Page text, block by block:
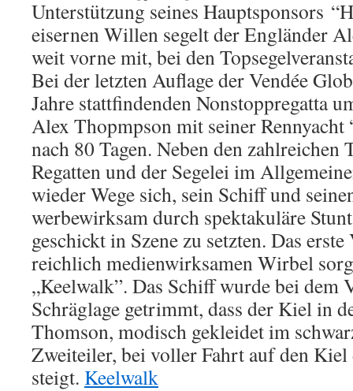
Unterstützung seines Hauptsponsors
eisernen Willen segelt der Engländer
weit vorne mit, bei den
Bei der letzten Auflage der Vendée
Jahre stattfindenden Nonstoppregatta
Alex Thopmpson mit seiner Rennyacht
nach 80 Tagen. Neben den zahlreichen
Regatten und der Segelei im
wieder Wege sich, sein Schiff und
werbewirksam durch spektakuläre
geschickt in Szene zu setzten. Das
reichlich medienwirksamen Wirbel
„Keelwalk”. Das Schiff wurde bei dem
Schräglage getrimmt, dass der Kiel in
Thomson, modisch gekleidet im
Zweiteiler, bei voller Fahrt auf den Kiel
steigt. Keelwalk